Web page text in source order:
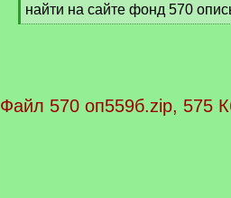
[
q
найти на сайте фонд 570
[
Файл 570 оп559б.zip, 575